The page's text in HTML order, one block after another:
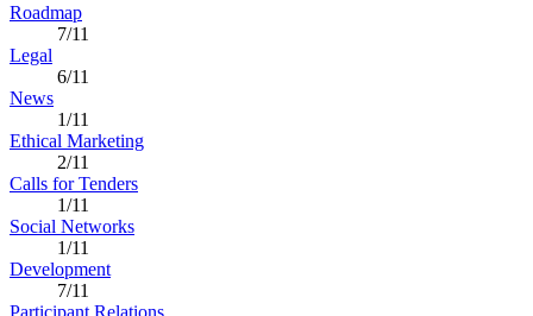
Roadmap
7/11
Legal
6/11
News
1/11
Ethical Marketing
2/11
Calls for Tenders
1/11
Social Networks
1/11
Development
7/11
Participant Relations